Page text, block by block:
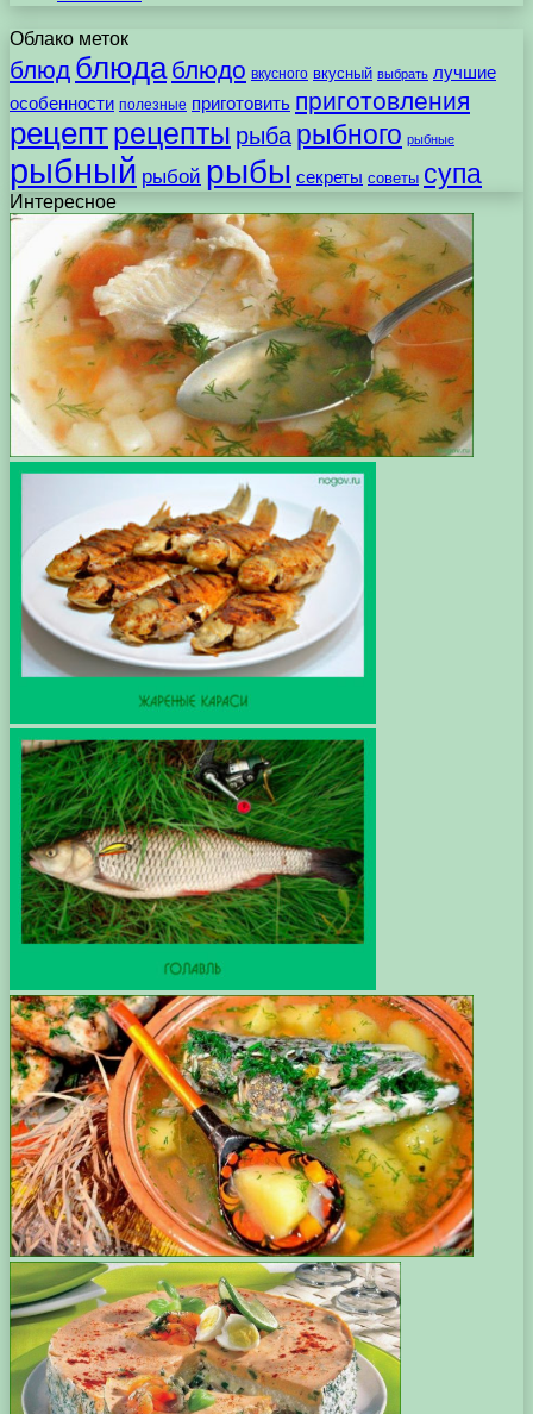
Облако меток
блюд блюда блюдо вкусного вкусный выбрать лучшие
особенности полезные приготовить приготовления
рецептрецепты рыба рыбного рыбные
рыбный рыбой рыбы секреты советы супа
Интересное